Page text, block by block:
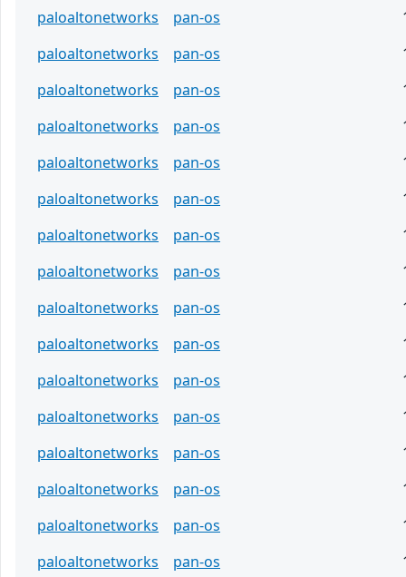
paloaltonetworks pan-os
paloaltonetworks
pan-os
paloaltonetworks
pan-os
paloaltonetworks
pan-os
paloaltonetworks
pan-os
paloaltonetworks
pan-os
paloaltonetworks
pan-os
paloaltonetworks
pan-os
paloaltonetworks
pan-os
paloaltonetworks
pan-os
paloaltonetworks
pan-os
paloaltonetworks
pan-os
paloaltonetworks
pan-os
paloaltonetworks
pan-os
paloaltonetworks
pan-os
paloaltonetworks
pan-os